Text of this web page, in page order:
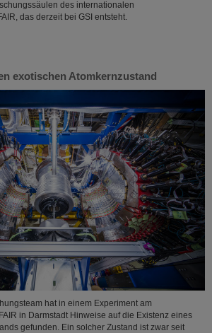
des internationalen
das derzeit bei GSI entsteht.
exotischen Atomkernzustand
hat in einem Experiment am
in Darmstadt Hinweise auf die Existenz eines
gefunden. Ein solcher Zustand ist zwar seit